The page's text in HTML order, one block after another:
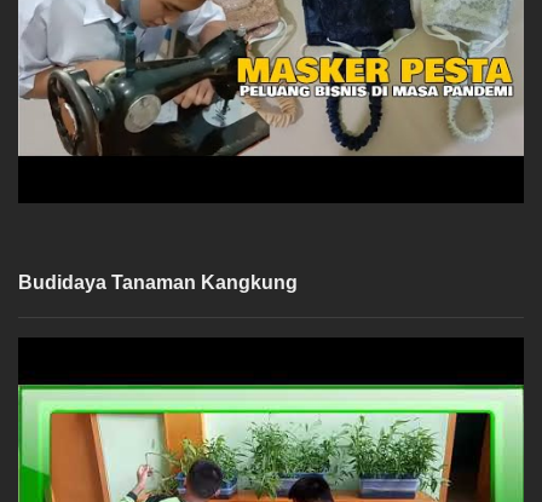
Budidaya Tanaman Kangkung